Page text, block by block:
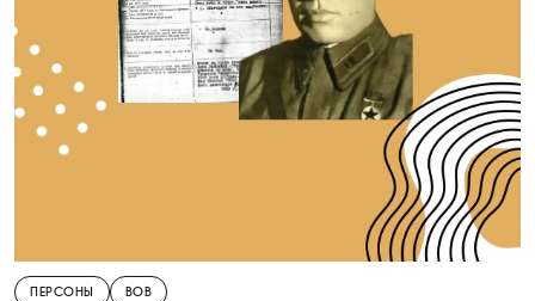
ПЕРСОНЫ ВОВ